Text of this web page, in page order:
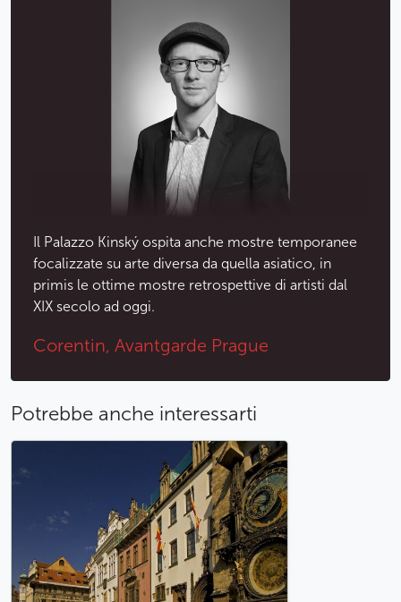
Il Palazzo Kinský ospita anche mostre temporanee
focalizzate su arte diversa da quella asiatico, in
primis le ottime mostre retrospettive di artisti dal
XIX secolo ad oggi.
Corentin, Avantgarde Prague
Potrebbe anche interessarti